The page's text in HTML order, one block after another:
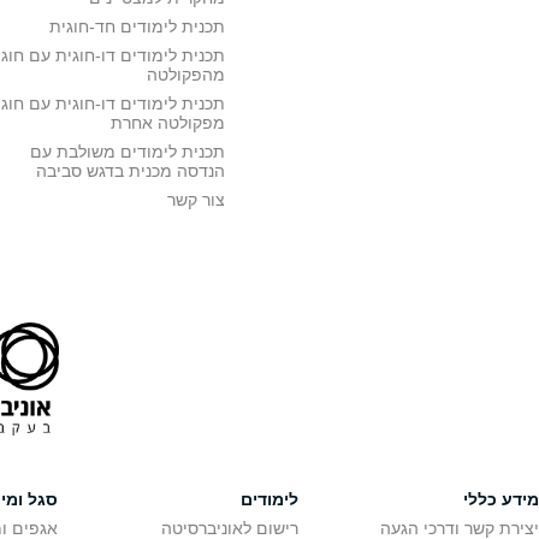
מרכז רעידות אדמה
נגישות
נגישות בקמפוס